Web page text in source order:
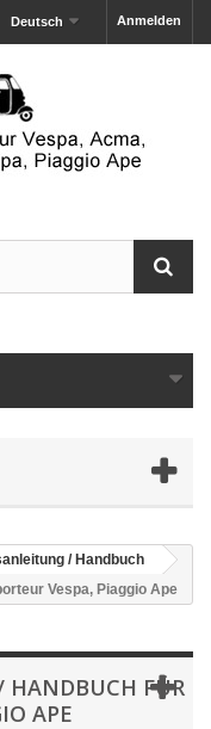
Anmelden
Deutsch
/ Handbuch
Vespa, Piaggio Ape
HANDBUCH FÜR
APE